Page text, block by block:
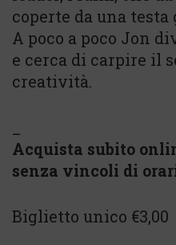
coperte da una
A poco a poco Jon
e cerca di carpire il
creatività.
Acquista subito
senza vincoli di
Biglietto unico €3,00